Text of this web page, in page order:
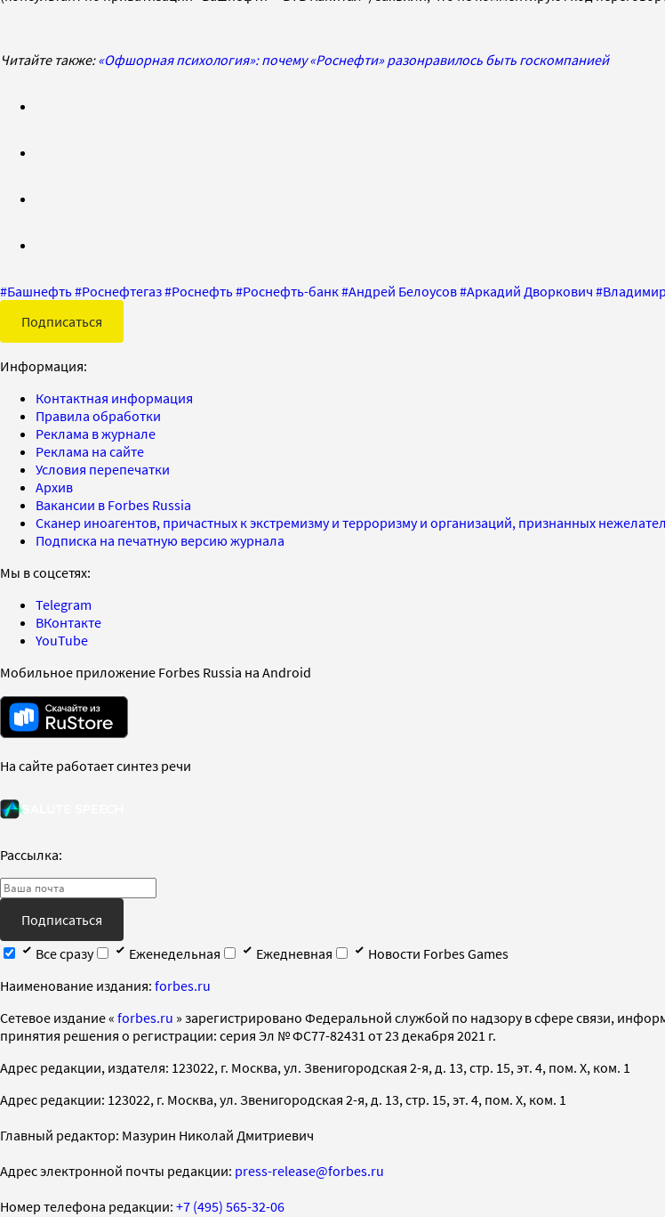
Читайте также:«Офшорная психология»: почему «Роснефти» разонравилось быть госкомпанией
#Башнефть#Роснефтегаз#Роснефть#Роснефть-банк#Андрей Белоусов#Аркадий Дворкович #
Подписаться
Информация:
Контактная информация
Правила обработки
Реклама в журнале
Реклама на сайте
Условия перепечатки
Архив
Вакансии в Forbes Russia
Сканер иноагентов, причастных к экстремизму и терроризму и организаций, признанных
Подписка на печатную версию журнала
Мы в соцсетях:
Telegram
ВКонтакте
YouTube
Мобильное приложение Forbes Russia на Android
На сайте работает синтез речи
Рассылка:
Подписаться
Все сразу
Еженедельная Ежедневная
Новости Forbes Games
Наименование издания: forbes.ru
Cетевое издание « forbes.ru » зарегистрировано Федеральной службой по надзору в сфере связи,
принятия решения о регистрации: серия Эл № ФС77-82431 от 23 декабря 2021 г.
Адрес редакции, издателя: 123022, г. Москва, ул. Звенигородская 2-я, д. 13, стр. 15, эт. 4, пом. X, ком. 1
Адрес редакции: 123022, г. Москва, ул. Звенигородская 2-я, д. 13, стр. 15, эт. 4, пом. X, ком. 1
Главный редактор: Мазурин Николай Дмитриевич
Адрес электронной почты редакции: press-release@forbes.ru
Номер телефона редакции: +7 (495) 565-32-06